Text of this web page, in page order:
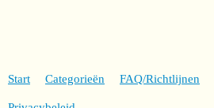
Start Categorieën FAQ/Richtlijnen